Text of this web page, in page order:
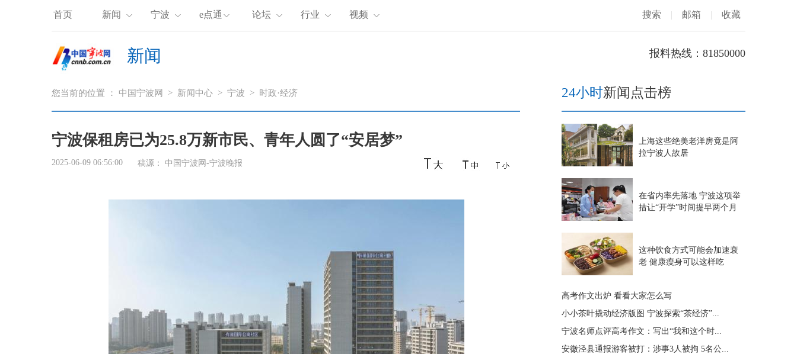
首页 新闻 宁波 e点通 论坛 行业 视频 搜索 | 邮箱 | 收藏
新闻 报料热线：81850000
您当前的位置 ： 中国宁波网 > 新闻中心 > 宁波 > 时政·经济
宁波保租房已为25.8万新市民、青年人圆了“安居梦”
2025-06-09 06:56:00 稿源： 中国宁波网-宁波晚报
24小时新闻点击榜
上海这些绝美老洋房竟是阿
拉宁波人故居
在省内率先落地 宁波这项举
措让“开学”时间提早两个月
这种饮食方式可能会加速衰
老 健康瘦身可以这样吃
高考作文出炉 看看大家怎么写
小小茶叶撬动经济版图 宁波探索“茶经济”...
宁波名师点评高考作文：写出“我和这个时...
安徽泾县通报游客被打：涉事3人被拘 5名公...